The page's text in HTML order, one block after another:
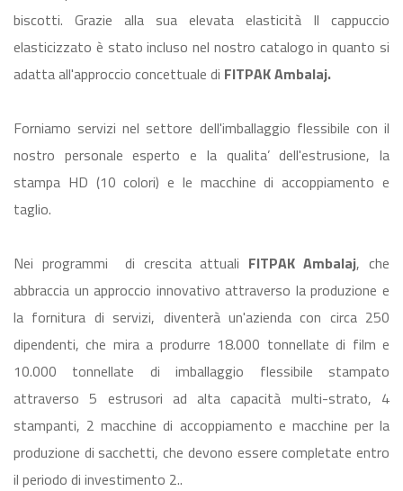
biscotti. Grazie alla sua elevata elasticità Il cappuccio
elasticizzato è stato incluso nel nostro catalogo in quanto si
adatta all'approccio concettuale di FITPAK Ambalaj.
Forniamo servizi nel settore dell'imballaggio flessibile con il
nostro personale esperto e la qualita’ dell'estrusione, la
stampa HD (10 colori) e le macchine di accoppiamento e
taglio.
Nei programmi di crescita attuali FITPAK Ambalaj, che
abbraccia un approccio innovativo attraverso la produzione e
la fornitura di servizi, diventerà un'azienda con circa 250
dipendenti, che mira a produrre 18.000 tonnellate di film e
10.000 tonnellate di imballaggio flessibile stampato
attraverso 5 estrusori ad alta capacità multi-strato, 4
stampanti, 2 macchine di accoppiamento e macchine per la
produzione di sacchetti, che devono essere completate entro
il periodo di investimento 2..